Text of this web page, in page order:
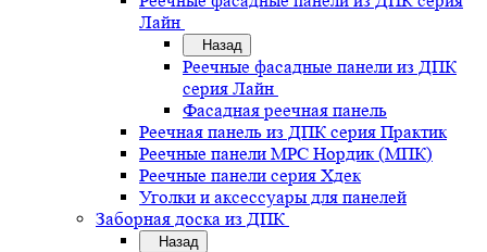
Лайн
Назад
Реечные фасадные панели из ДПК
серия Лайн
Фасадная реечная панель
Реечная панель из ДПК серия Практик
Реечные панели MPC Нордик (МПК)
Реечные панели серия Хдек
Уголки и аксессуары для панелей
Заборная доска из ДПК
Назад